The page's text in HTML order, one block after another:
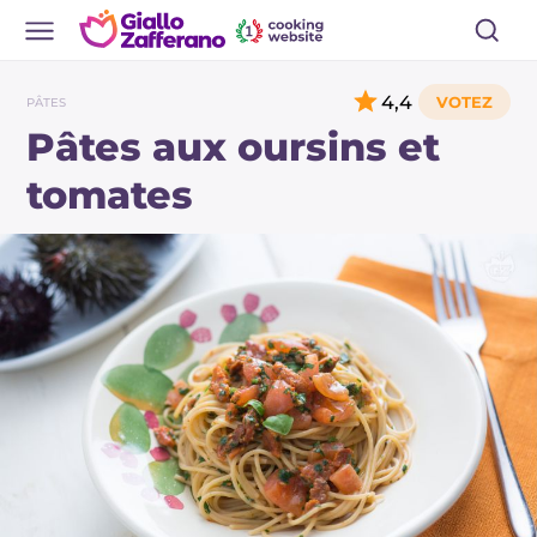
PÂTES
Pâtes aux oursins et
tomates
4,4